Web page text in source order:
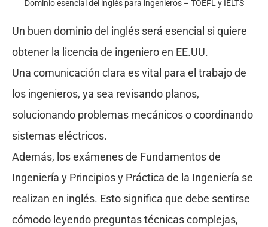
Dominio esencial del inglés para ingenieros – TOEFL y IELTS
Un buen dominio del inglés será esencial si quiere
obtener la licencia de ingeniero en EE.UU.
Una comunicación clara es vital para el trabajo de
los ingenieros, ya sea revisando planos,
solucionando problemas mecánicos o coordinando
sistemas eléctricos.
Además, los exámenes de Fundamentos de
Ingeniería y Principios y Práctica de la Ingeniería se
realizan en inglés. Esto significa que debe sentirse
cómodo leyendo preguntas técnicas complejas,